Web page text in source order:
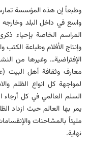
وطبعاً إن هذه المؤسسة
واسع في داخل البلد
المراسم الخاصة بإحیاء
وإنتاج الأفلام وطباعة
الإفتراضیة… وغیرها من
معارف وثقافة أهل البیت
لمواجهة كل انواع الظلم
السلم العالمي في كل
یمر بها العالم حیث ازداد
ملیئاً بالمشاحنات
نهایة.